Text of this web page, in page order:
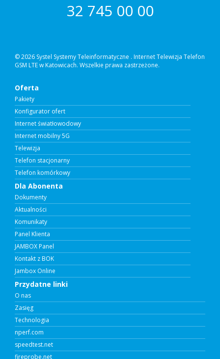
32 745 00 00
© 2026 Systel Systemy Teleinformatyczne . Internet Telewizja Telefon
GSM LTE w Katowicach. Wszelkie prawa zastrzeżone.
Oferta
Pakiety
Konfigurator ofert
Internet światłowodowy
Internet mobilny 5G
Telewizja
Telefon stacjonarny
Telefon komórkowy
Dla Abonenta
Dokumenty
Aktualności
Komunikaty
Panel Klienta
JAMBOX Panel
Kontakt z BOK
Jambox Online
Przydatne linki
O nas
Zasięg
Technologia
nperf.com
speedtest.net
fireprobe.net